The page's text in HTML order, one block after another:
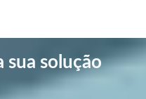
sua solução